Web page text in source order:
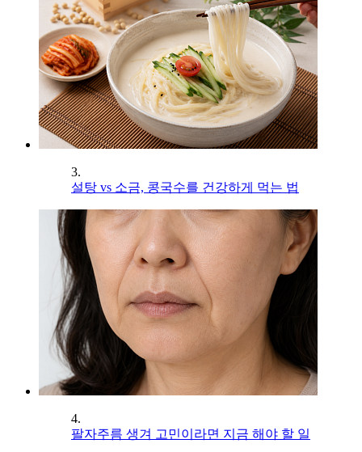
3.
설탕 vs 소금, 콩국수를 건강하게 먹는 법
4.
팔자주름 생겨 고민이라면 지금 해야 할 일